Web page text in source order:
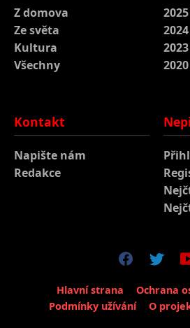
Z domova
Ze světa
Kultura
Všechny
2025
2024
2023
2020
Kontakt
Napište nám
Redakce
Hlavní strana
Ochrana
Podmínky užívání
O